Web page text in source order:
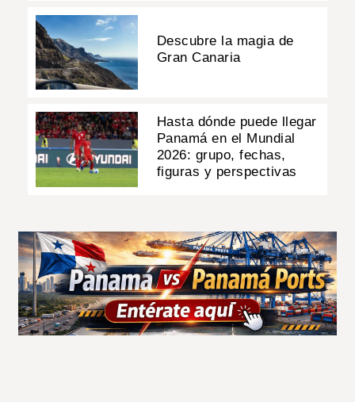
Descubre la magia de
Gran Canaria
Hasta dónde puede llegar
Panamá en el Mundial
2026: grupo, fechas,
figuras y perspectivas